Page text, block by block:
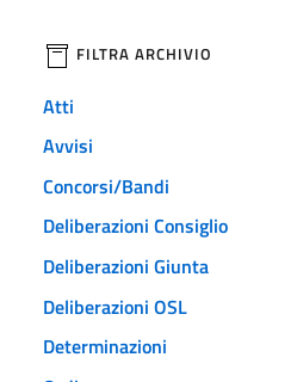
filtri da applicare
FILTRA ARCHIVIO
Atti
Avvisi
Concorsi/Bandi
Deliberazioni Consiglio
Deliberazioni Giunta
Deliberazioni OSL
Determinazioni